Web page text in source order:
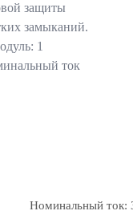
защиты
замыканий.
1
ток
Номинальный ток: